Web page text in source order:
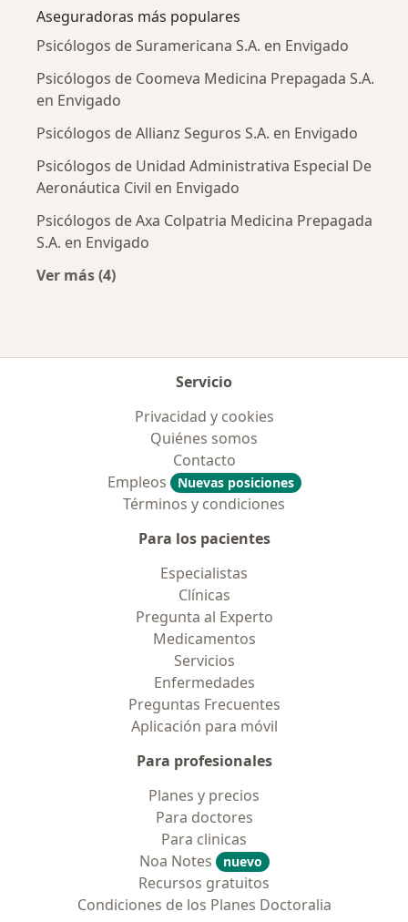
Aseguradoras más populares
Psicólogos de Suramericana S.A. en Envigado
Psicólogos de Coomeva Medicina Prepagada S.A.
en Envigado
Psicólogos de Allianz Seguros S.A. en Envigado
Psicólogos de Unidad Administrativa Especial De
Aeronáutica Civil en Envigado
Psicólogos de Axa Colpatria Medicina Prepagada
S.A. en Envigado
Ver más (4)
Servicio
Privacidad y cookies
Quiénes somos
Contacto
Empleos
Nuevas posiciones
Términos y condiciones
Para los pacientes
Especialistas
Clínicas
Pregunta al Experto
Medicamentos
Servicios
Enfermedades
Preguntas Frecuentes
Aplicación para móvil
Para profesionales
Planes y precios
Para doctores
Para clinicas
Noa Notes
nuevo
Recursos gratuitos
Condiciones de los Planes Doctoralia